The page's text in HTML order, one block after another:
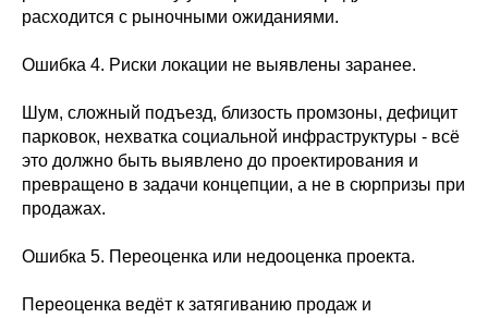
расходится с рыночными ожиданиями.
Ошибка 4. Риски локации не выявлены заранее.
Шум, сложный подъезд, близость промзоны, дефицит
парковок, нехватка социальной инфраструктуры - всё
это должно быть выявлено до проектирования и
превращено в задачи концепции, а не в сюрпризы при
продажах.
Ошибка 5. Переоценка или недооценка проекта.
Переоценка ведёт к затягиванию продаж и